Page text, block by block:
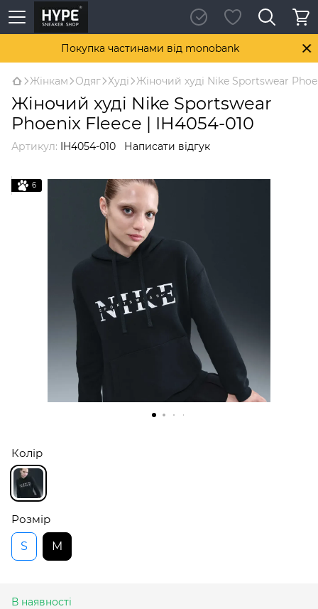
Покупка частинами від monobank
Жінкам Одяг Худі Жіночий худі Nike Sportswear
Жіночий худі Nike Sportswear
Phoenix Fleece | IH4054-010
Артикул: IH4054-010 Написати відгук
6
Колір
Розмір
S
M
В наявності